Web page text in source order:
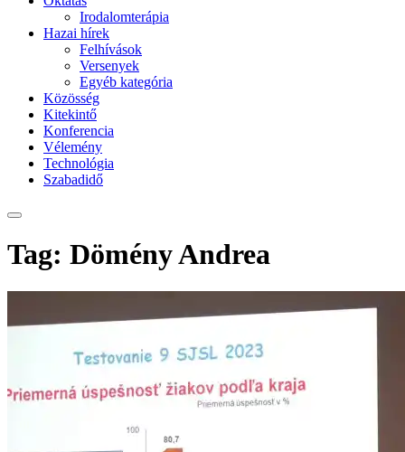
Irodalomterápia
Hazai hírek
Felhívások
Versenyek
Egyéb kategória
Közösség
Kitekintő
Konferencia
Vélemény
Technológia
Szabadidő
Tag: Dömény Andrea